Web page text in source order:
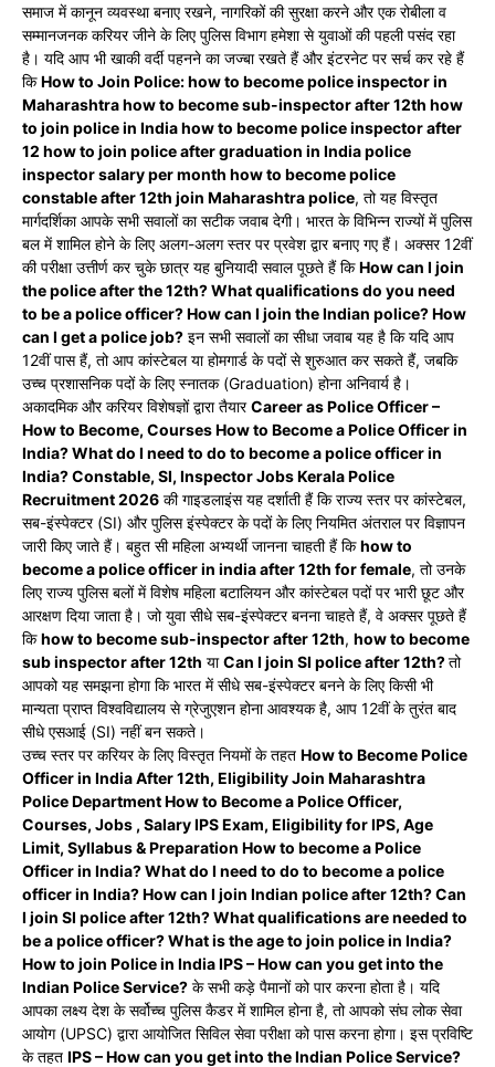
समाज में कानून व्यवस्था बनाए रखने, नागरिकों की सुरक्षा करने और एक रोबीला व
सम्मानजनक करियर जीने के लिए पुलिस विभाग हमेशा से युवाओं की पहली पसंद रहा
है। यदि आप भी खाकी वर्दी पहनने का जज्बा रखते हैं और इंटरनेट पर सर्च कर रहे हैं
किHow to Join Police: how to become police inspector in
Maharashtra how to become sub-inspector after 12th how
to join police in India how to become police inspector after
12 how to join police after graduation in India police
inspector salary per month how to become police
constable after 12th join Maharashtra police, तो यह विस्तृत
मार्गदर्शिका आपके सभी सवालों का सटीक जवाब देगी। भारत के विभिन्न राज्यों में पुलिस
बल में शामिल होने के लिए अलग-अलग स्तर पर प्रवेश द्वार बनाए गए हैं। अक्सर 12वीं
की परीक्षा उत्तीर्ण कर चुके छात्र यह बुनियादी सवाल पूछते हैं किHow can I join
the police after the 12th? What qualifications do you need
to be a police officer? How can I join the Indian police? How
can I get a police job? इन सभी सवालों का सीधा जवाब यह है कि यदि आप
12वीं पास हैं, तो आप कांस्टेबल या होमगार्ड के पदों से शुरुआत कर सकते हैं, जबकि
उच्च प्रशासनिक पदों के लिए स्नातक (Graduation) होना अनिवार्य है।
अकादमिक और करियर विशेषज्ञों द्वारा तैयारCareer as Police Officer –
How to Become, Courses How to Become a Police Officer in
India? What do I need to do to become a police officer in
India? Constable, SI, Inspector Jobs Kerala Police
Recruitment 2026 की गाइडलाइंस यह दर्शाती हैं कि राज्य स्तर पर कांस्टेबल,
सब-इंस्पेक्टर (SI) और पुलिस इंस्पेक्टर के पदों के लिए नियमित अंतराल पर विज्ञापन
जारी किए जाते हैं। बहुत सी महिला अभ्यर्थी जानना चाहती हैं किhow to
become a police officer in india after 12th for female, तो उनके
लिए राज्य पुलिस बलों में विशेष महिला बटालियन और कांस्टेबल पदों पर भारी छूट और
आरक्षण दिया जाता है। जो युवा सीधे सब-इंस्पेक्टर बनना चाहते हैं, वे अक्सर पूछते हैं
किhow to become sub-inspector after 12th, how to become
sub inspector after 12th याCan I join SI police after 12th?तो
आपको यह समझना होगा कि भारत में सीधे सब-इंस्पेक्टर बनने के लिए किसी भी
मान्यता प्राप्त विश्वविद्यालय से ग्रेजुएशन होना आवश्यक है, आप 12वीं के तुरंत बाद
सीधे एसआई (SI) नहीं बन सकते।
उच्च स्तर पर करियर के लिए विस्तृत नियमों के तहत How to Become Police
Officer in India After 12th, Eligibility Join Maharashtra
Police Department How to Become a Police Officer,
Courses, Jobs , Salary IPS Exam, Eligibility for IPS, Age
Limit, Syllabus & Preparation How to become a Police
Officer in India? What do I need to do to become a police
officer in India? How can I join Indian police after 12th? Can
I join SI police after 12th? What qualifications are needed to
be a police officer? What is the age to join police in India?
How to join Police in India IPS – How can you get into the
Indian Police Service? के सभी कड़े पैमानों को पार करना होता है। यदि
आपका लक्ष्य देश के सर्वोच्च पुलिस कैडर में शामिल होना है, तो आपको संघ लोक सेवा
आयोग (UPSC) द्वारा आयोजित सिविल सेवा परीक्षा को पास करना होगा। इस प्रविष्टि
के तहत IPS – How can you get into the Indian Police Service?